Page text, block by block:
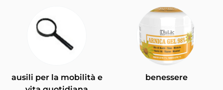
ausili per la mobilità e
benessere